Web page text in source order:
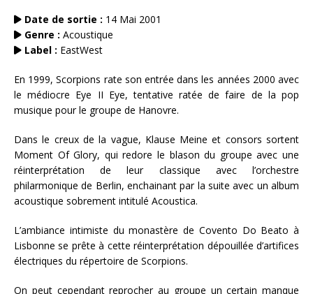
Date de sortie : 14 Mai 2001
Genre : Acoustique
Label : EastWest
En 1999, Scorpions rate son entrée dans les années 2000 avec
le médiocre Eye II Eye, tentative ratée de faire de la pop
musique pour le groupe de Hanovre.
Dans le creux de la vague, Klause Meine et consors sortent
Moment Of Glory, qui redore le blason du groupe avec une
réinterprétation de leur classique avec l’orchestre
philarmonique de Berlin, enchainant par la suite avec un album
acoustique sobrement intitulé Acoustica.
L’ambiance intimiste du monastère de Covento Do Beato à
Lisbonne se prête à cette réinterprétation dépouillée d’artifices
électriques du répertoire de Scorpions.
On peut cependant reprocher au groupe un certain manque